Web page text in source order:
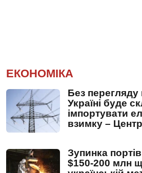
ЕКОНОМІКА
Без перегляду
Україні буде
імпортувати
взимку –
Зупинка
$150-200 млн